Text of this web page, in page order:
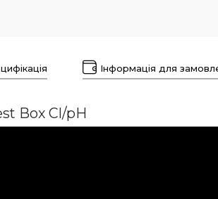
Інформація для
Box Cl/pH